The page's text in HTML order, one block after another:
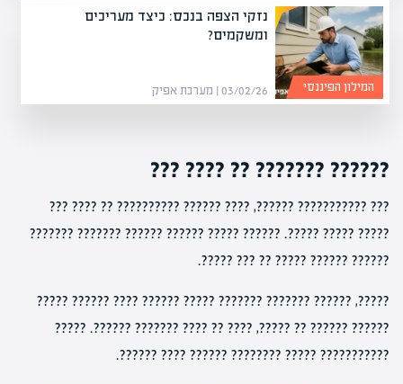
נזקי הצפה בנכס: כיצד מעריכים
ומשקמים?
03/02/26 | מערכת אפיק המילון הפיננסי
?????? ??????? ?? ???? ???
??? ??????????? ??????, ???? ?????? ?????????? ?? ???? ???
????? ????? ?????. ?????? ????? ?????? ?????? ??????? ???????
?????? ?????? ????? ?? ??? ?????.
?????, ?????? ??????? ??????? ????? ?????? ???? ?????? ?????
?????? ?????? ?? ?????, ???? ?? ???? ??????? ??????. ?????
??????????? ????? ???????? ?????? ???? ??????.